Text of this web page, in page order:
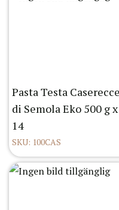
Pasta Testa Caserecce
di Semola Eko 500 g x
14
SKU: 100CAS